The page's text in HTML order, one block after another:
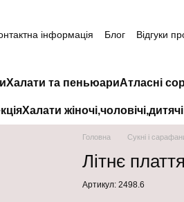
інформація Блог Відгуки
Халати та пеньюариАтласні
Халати жіночі,чоловічі,дитячі
Головна Сукні і
Літнє
Артикул: 2498.6